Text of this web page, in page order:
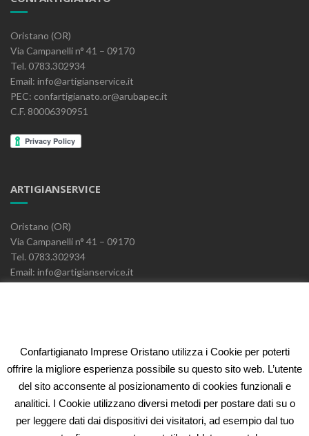
Oristano (OR)
Via Campanelli n° 41 – 09170
Tel. 0783.302934
Email: info@artigianservice.it
PEC: confartigianato.or@arubapec.it
C.F. 80006390951
ARTIGIANSERVICE
Oristano (OR)
Via Campanelli n° 41 – 09170
Tel. 0783.302934
Email: info@artigianservice.it
ELEONORA FIDI
Oristano (OR)
Tel. 0783.302934
Confartigianato Imprese Oristano utilizza i Cookie per poterti
offrire la migliore esperienza possibile su questo sito web. L’utente
del sito acconsente al posizionamento di cookies funzionali e
analitici. I Cookie utilizzano diversi metodi per postare dati su o
per leggere dati dai dispositivi dei visitatori, ad esempio dal tuo